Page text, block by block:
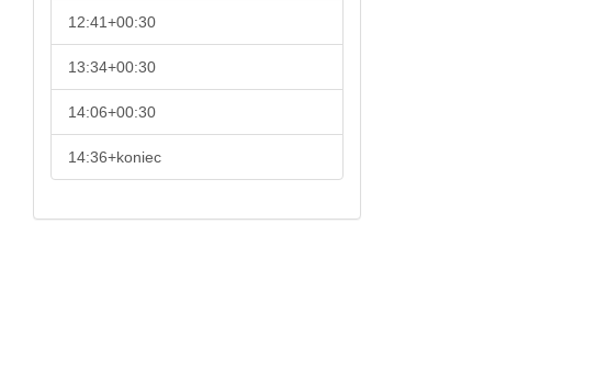
12:41+00:30
13:34+00:30
14:06+00:30
14:36+koniec